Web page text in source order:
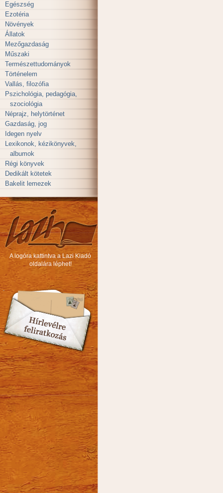
Egészség
Ezotéria
Növények
Állatok
Mezőgazdaság
Műszaki
Természettudományok
Történelem
Vallás, filozófia
Pszichológia, pedagógia,
szociológia
Néprajz, helytörténet
Gazdaság, jog
Idegen nyelv
Lexikonok, kézikönyvek,
albumok
Régi könyvek
Dedikált kötetek
Bakelit lemezek
A logóra kattintva a Lazi Kiadó
oldalára léphet!